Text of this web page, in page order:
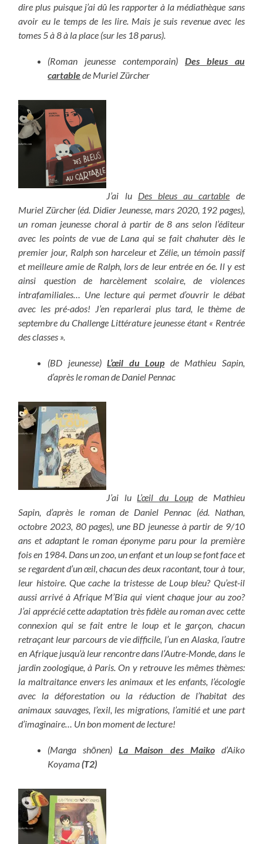
dire plus puisque j’ai dû les rapporter à la médiathèque sans
avoir eu le temps de les lire. Mais je suis revenue avec les
tomes 5 à 8 à la place (sur les 18 parus).
(Roman jeunesse contemporain) Des bleus au
cartablede Muriel Zürcher
J’ai lu Des bleus au cartable de
Muriel Zürcher (éd. Didier Jeunesse, mars 2020, 192 pages),
un roman jeunesse choral à partir de 8 ans selon l’éditeur
avec les points de vue de Lana qui se fait chahuter dès le
premier jour, Ralph son harceleur et Zélie, un témoin passif
et meilleure amie de Ralph, lors de leur entrée en 6e. Il y est
ainsi question de harcèlement scolaire, de violences
intrafamiliales… Une lecture qui permet d’ouvrir le débat
avec les pré-ados! J’en reparlerai plus tard, le thème de
septembre du Challenge Littérature jeunesse étant « Rentrée
des classes ».
(BD jeunesse)L’œil du Loupde Mathieu Sapin,
d’après le roman de Daniel Pennac
J’ai lu L’œil du Loupde Mathieu
Sapin, d’après le roman de Daniel Pennac (éd. Nathan,
octobre 2023, 80 pages), une BD jeunesse à partir de 9/10
ans et adaptant le roman éponyme paru pour la première
fois en 1984. Dans un zoo, un enfant et un loup se font face et
se regardent d’un œil, chacun des deux racontant, tour à tour,
leur histoire. Que cache la tristesse de Loup bleu? Qu’est-il
aussi arrivé à Afrique M’Bia qui vient chaque jour au zoo?
J’ai apprécié cette adaptation très fidèle au roman avec cette
connexion qui se fait entre le loup et le garçon, chacun
retraçant leur parcours de vie difficile, l’un en Alaska, l’autre
en Afrique jusqu’à leur rencontre dans l’Autre-Monde, dans le
jardin zoologique, à Paris. On y retrouve les mêmes thèmes:
la maltraitance envers les animaux et les enfants, l’écologie
avec la déforestation ou la réduction de l’habitat des
animaux sauvages, l’exil, les migrations, l’amitié et une part
d’imaginaire… Un bon moment de lecture!
(Manga shōnen) La Maison des Maiko
d’Aiko
Koyama(T2)